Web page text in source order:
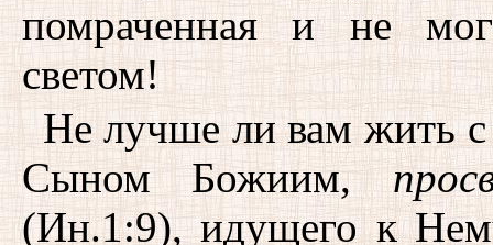
помраченная и не
светом!
Не лучше ли вам жить
Сыном Божиим,
(Ин.1:9), идущего к